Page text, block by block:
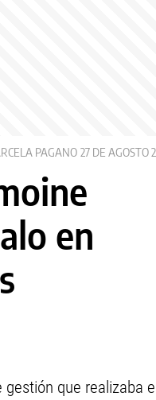
PAGANO 27 DE AGOSTO
en
que realizaba